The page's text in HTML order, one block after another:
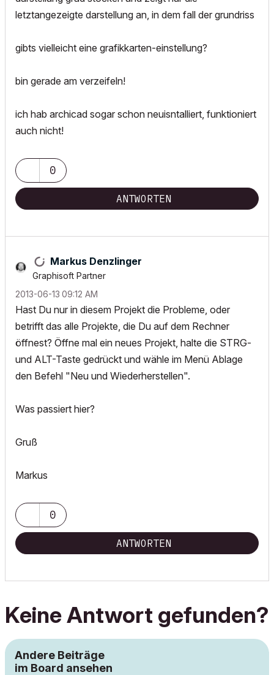
letztangezeigte darstellung an, in dem fall der grundriss
gibts vielleicht eine grafikkarten-einstellung?
bin gerade am verzeifeln!
ich hab archicad sogar schon neuisntalliert, funktioniert
auch nicht!
0
ANTWORTEN
Markus Denzlinger
Graphisoft Partner
‎2013-06-13 09:12 AM
Hast Du nur in diesem Projekt die Probleme, oder
betrifft das alle Projekte, die Du auf dem Rechner
öffnest? Öffne mal ein neues Projekt, halte die STRG-
und ALT-Taste gedrückt und wähle im Menü Ablage
den Befehl "Neu und Wiederherstellen".
Was passiert hier?
Gruß
Markus
0
ANTWORTEN
Keine Antwort gefunden?
Andere Beiträge
im Board ansehen